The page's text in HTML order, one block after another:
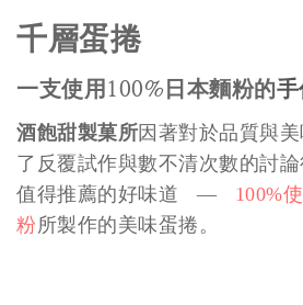
千層蛋捲
一支使用 100% 日本麵粉的
酒飽甜製菓所因著對於品質與
了反覆試作與數不清次數的討論
值得推薦的好味道 — 100%
粉所製作的美味蛋捲。